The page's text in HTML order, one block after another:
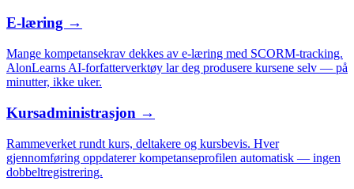
E-læring →
Mange kompetansekrav dekkes av e-læring med SCORM-tracking.
AlonLearns AI-forfatterverktøy lar deg produsere kursene selv — på
minutter, ikke uker.
Kursadministrasjon →
Rammeverket rundt kurs, deltakere og kursbevis. Hver
gjennomføring oppdaterer kompetanseprofilen automatisk — ingen
dobbeltregistrering.